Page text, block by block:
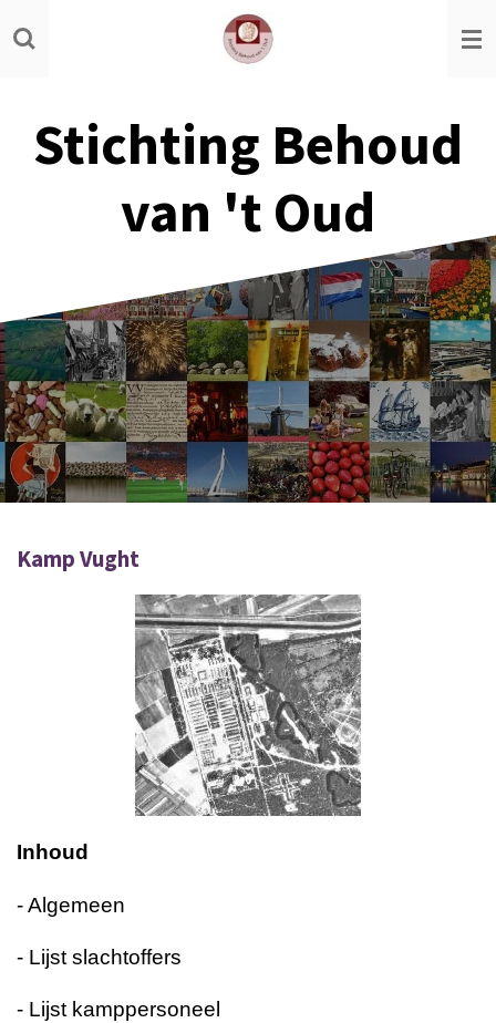
Ga
direct
hoofdinhoud
Stichting Behoud
van 't Oud
Kamp Vught
Inhoud
- Algemeen
- Lijst slachtoffers
- Lijst kamppersoneel